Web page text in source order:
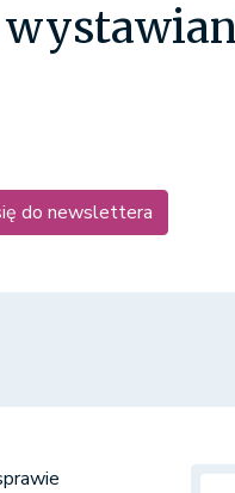
do newslettera